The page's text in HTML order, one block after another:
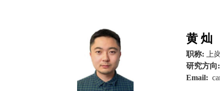
黄 灿
职称:
上
研究方向:
Email: